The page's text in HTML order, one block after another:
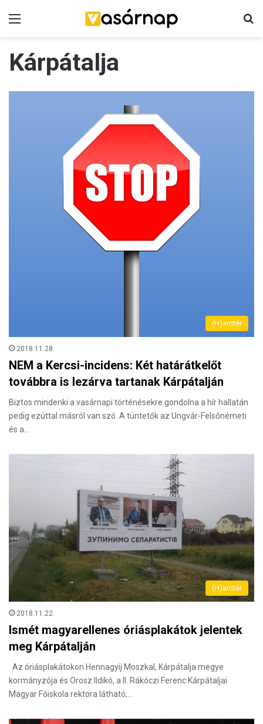
Kárpátalja
(H)arctér
2018.11.28.
NEM a Kercsi-incidens: Két határátkelőt
továbbra is lezárva tartanak Kárpátalján
Biztos mindenki a vasárnapi történésekre gondolna a hír hallatán
pedig ezúttal másról van szó. A tüntetők az Ungvár-Felsőnémeti
és a…
(H)arctér
2018.11.22.
Ismét magyarellenes óriásplakátok jelentek
meg Kárpátalján
Az óriásplakátokon Hennagyij Moszkal, Kárpátalja megye
kormányzója és Orosz Ildikó, a II. Rákóczi Ferenc Kárpátaljai
Magyar Főiskola rektora látható,…